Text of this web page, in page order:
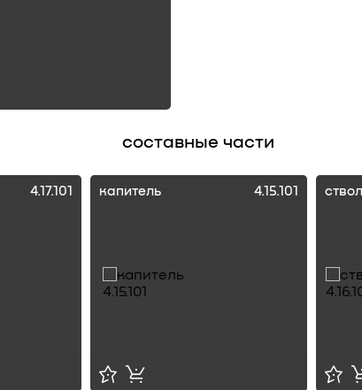
составные части
4.17.101 капитель 4.15.101 ствол